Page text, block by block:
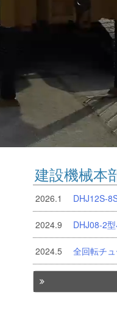
建設機械本
2026.1 DHJ12S-
2024.9 DHJ08-2
2024.5 全回転チ